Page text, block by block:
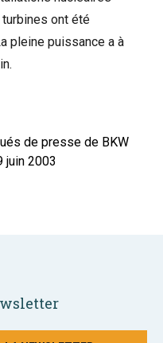
turbines ont été
pleine puissance a à
de presse de BKW
juin 2003